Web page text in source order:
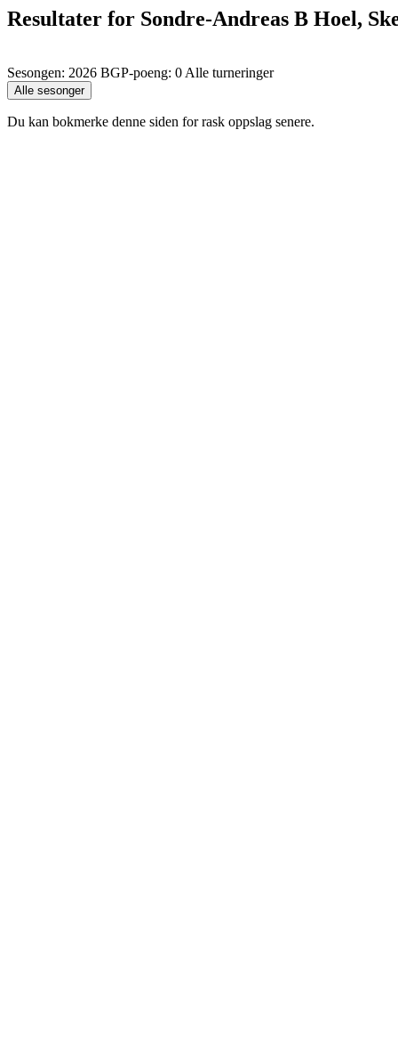
Resultater for Sondre-Andreas B Hoel,
Sesongen: 2026 BGP-poeng: 0 Alle turneringer
Du kan bokmerke denne siden for rask oppslag senere.